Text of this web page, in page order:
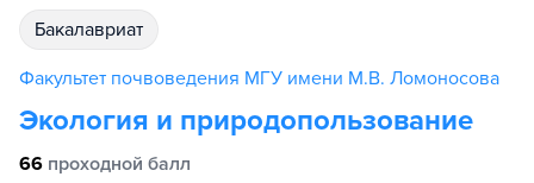
бакалавриат
Факультет почвоведения МГУ имени М.В. Ломоносова
Экология и природопользование
66 проходной балл